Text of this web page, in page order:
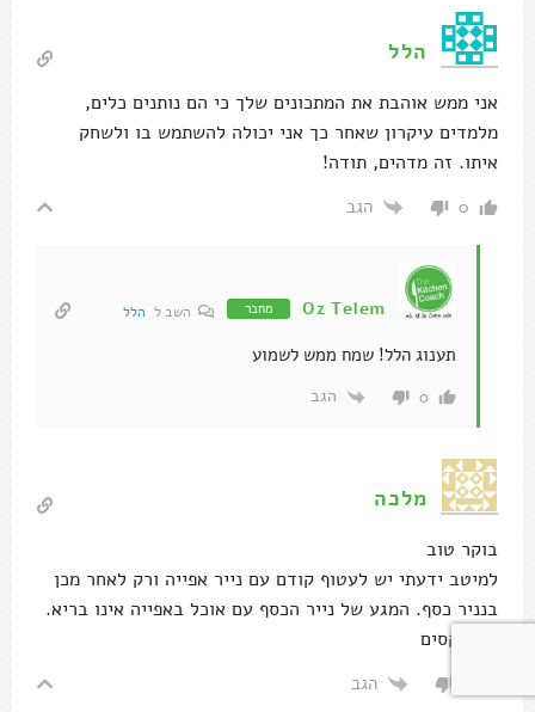
הלל
אני ממש אוהבת את המתכונים שלך כי הם נותנים כלים,
מלמדים עיקרון שאחר כך אני יכולה להשתמש בו ולשחק
איתו. זה מדהים, תודה!
0 הגב
Oz Telem מחבר השב ל הלל
תענוג הלל! שמח ממש לשמוע
0 הגב
מלכה
בוקר טוב
למיטב ידעתי יש לעטוף קודם עם נייר אפייה ורק לאחר מכן
בנניר כסף. המגע של נייר הכסף עם אוכל באפייה אינו בריא.
יום מקסים
הגב